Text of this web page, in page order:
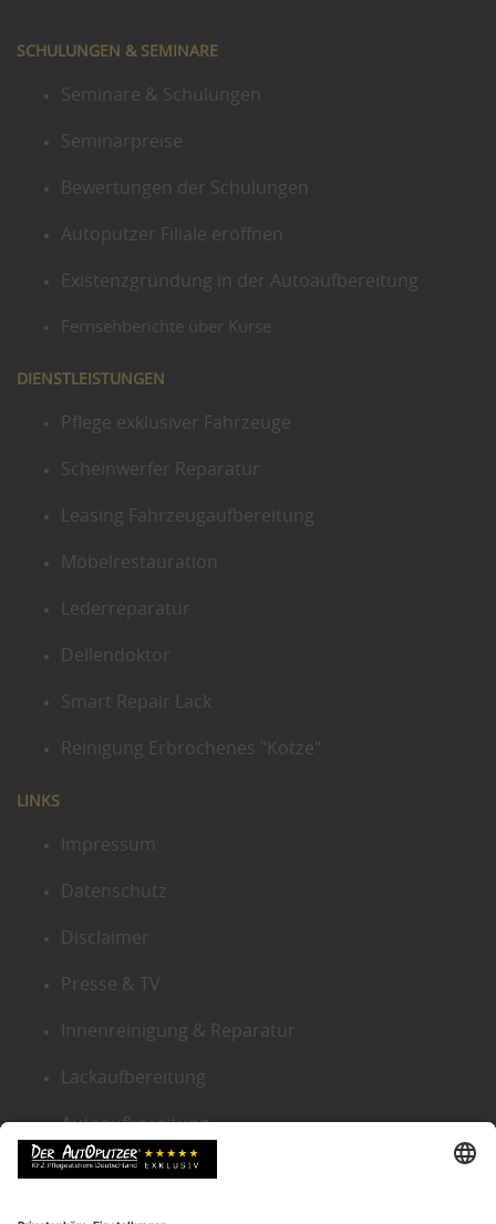
SCHULUNGEN & SEMINARE
Seminare & Schulungen
Seminarpreise
Bewertungen der Schulungen
Autoputzer Filiale eröffnen
Existenzgründung in der Autoaufbereitung
Fernsehberichte über Kurse
DIENSTLEISTUNGEN
Pflege exklusiver Fahrzeuge
Scheinwerfer Reparatur
Leasing Fahrzeugaufbereitung
Möbelrestauration
Lederreparatur
Dellendoktor
Smart Repair Lack
Reinigung Erbrochenes "Kotze"
LINKS
Impressum
Datenschutz
Disclaimer
Presse & TV
Innenreinigung & Reparatur
Lackaufbereitung
Autoaufbereitung
Sitemap